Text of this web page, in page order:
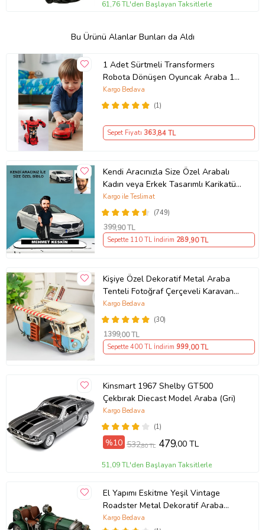
61,76 TL'den Başlayan Taksitlerle
Bu Ürünü Alanlar Bunları da Aldı
1 Adet Sürtmeli Transformers
Robota Dönüşen Oyuncak Araba 13
Cm
(1)
Kargo Bedava
Sepet Fiyatı 363,84 TL
Kendi Aracınızla Size Özel Arabalı
Kadın veya Erkek Tasarımlı Karikatür
Biblo , Babalar Günü Hediyesi,
Erkeğe Hediye, Rent A Car Hediyesi
(749)
Kargo ile Teslimat
399,90 TL
Sepette 110 TL İndirim 289,90 TL
Kişiye Özel Dekoratif Metal Araba
Tenteli Fotoğraf Çerçeveli Karavan
Vosvos
(30)
Kargo Bedava
1399,00 TL
Sepette 400 TL İndirim 999,00 TL
Kinsmart 1967 Shelby GT500
Çekbırak Diecast Model Araba (Gri)
(1)
Kargo Bedava
%10 532,80 TL 479,00 TL
51,09 TL'den Başlayan Taksitlerle
El Yapımı Eskitme Yeşil Vintage
Roadster Metal Dekoratif Araba
Biblo - Klasik Dönem Spor Otomobil
Kargo Bedava